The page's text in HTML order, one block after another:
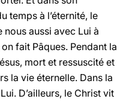
temps à l’éternité, le
nous aussi avec Lui à
fait Pâques. Pendant la
mort et ressuscité et
la vie éternelle. Dans la
D’ailleurs, le Christ vit